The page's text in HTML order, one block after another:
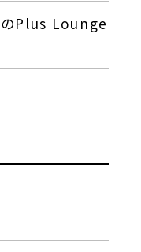
のPlus Lounge